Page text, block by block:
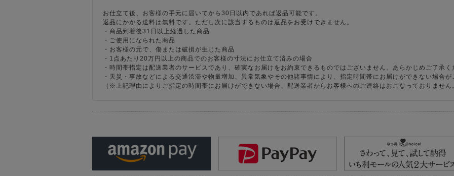
お仕立て後、お客様の手元に届いてから30日以内であれば返品可能です。
返品にかかる送料は無料です。ただし次に該当するものは返品をお受けできません。
・商品到着後31日以上経過した商品
・ご使用になられた商品
・お客様の元で、傷または破損が生じた商品
・1点あたり20万円以上の商品でのお客様の寸法にお仕立て済みの場合
・時間帯指定は配送業者のサービスであり、確実なお届けをお約束できるものではございません。あらかじめご了承く
・天災・事故などによる交通渋滞や物量増加、異常気象やその他諸事情により、指定時間帯にお届けができない場合
（※上記理由によりご指定の時間帯にお届けができない場合、配送業者からお客様へのご連絡はおこなっておりません